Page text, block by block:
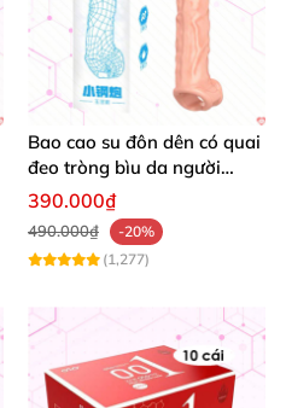
Bao cao su đôn dên có quai
đeo tròng bìu da người
giống thật
390.000₫
490.000₫
-20%
(1,277)